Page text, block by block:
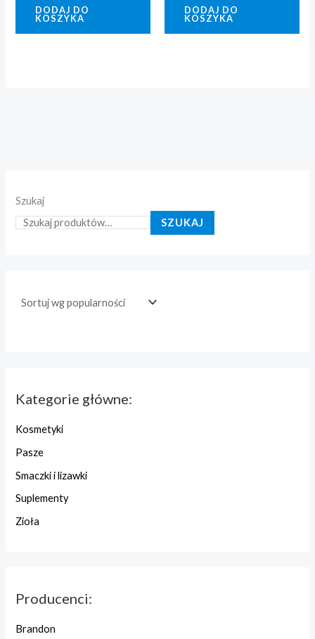
Szukaj
SZUKAJ
Kategorie główne:
Kosmetyki
Pasze
Smaczki i lizawki
Suplementy
Zioła
Producenci:
Brandon
DODAJ DO
KOSZYKA
DODAJ DO
KOSZYKA